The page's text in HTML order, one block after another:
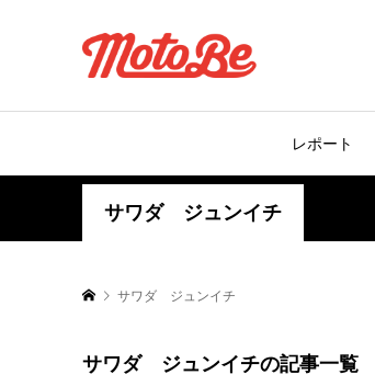
レポート
サワダ ジュンイチ
サワダ ジュンイチ
サワダ ジュンイチの記事一覧